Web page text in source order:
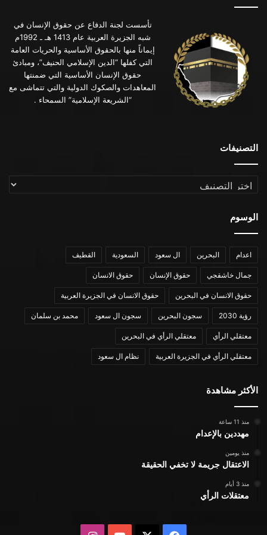
تأسست لجنة الدفاع عن حقوق الإنسان في
شبه الجزيرة العربية عام 1413 هـ ـ 1992م
إيماناً منها بالحقوق الأساسية والحريات العامة
التي كفلها “الدين الإسلامي الحنيف”، ومبادئ
حقوق الإنسان الأساسية التي ضمنتها
المعاهدات والصكوك الدولية والتي تتماشى مع
“الشريعة الإسلامية” السمحاء .
التصنيفات
التصنيفات
الوسوم
اعدام البحرين ال سعود السعودية القطيف
جمال خاشقجي حقوق الإنسان حقوق الانسان
حقوق الانسان في البحرين حقوق الانسان في الجزيرة العربية
رؤية 2030 سجون البحرين سجون ال سعود محمد بن سلمان
معتقلي الرأي معتقلي الرأي في البحرين
معتقلي الرأي في الجزيرة العربية نظام ال سعود
الأكثر مشاهدة
منذ 11 ساعة
مهددين بالإعدام
منذ يومين
الاعتقال جريمة لا تخفي الحقيقة
منذ 3 أيام
معتقلات الرأي